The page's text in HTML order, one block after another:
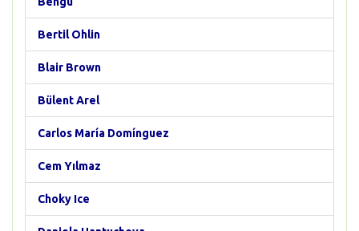
Bertil Ohlin
Blair Brown
Bülent Arel
Carlos María Domínguez
Cem Yılmaz
Choky Ice